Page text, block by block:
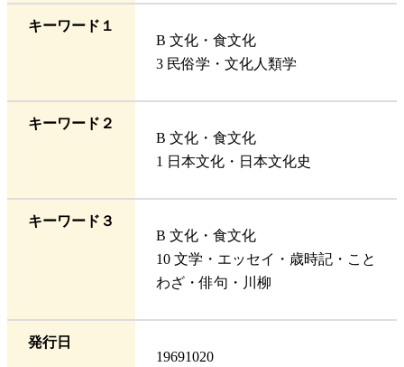
キーワード１
B 文化・食文化
3 民俗学・文化人類学
キーワード２
B 文化・食文化
1 日本文化・日本文化史
キーワード３
B 文化・食文化
10 文学・エッセイ・歳時記・こと
わざ・俳句・川柳
発行日
19691020